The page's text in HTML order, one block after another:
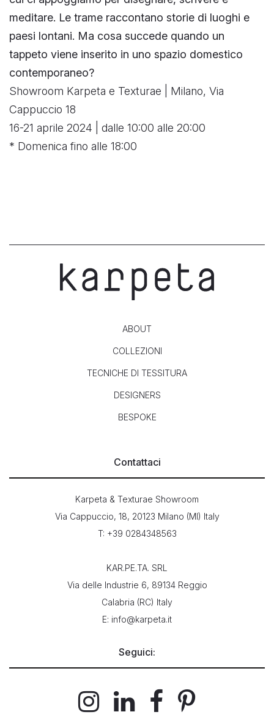
meditare. Le trame raccontano storie di luoghi e
paesi lontani. Ma cosa succede quando un
tappeto viene inserito in uno spazio domestico
contemporaneo?
Showroom Karpeta e Texturae | Milano, Via
Cappuccio 18
16-21 aprile 2024 | dalle 10:00 alle 20:00
* Domenica fino alle 18:00
ABOUT
COLLEZIONI
TECNICHE DI TESSITURA
DESIGNERS
BESPOKE
Contattaci
Karpeta & Texturae Showroom
Via Cappuccio, 18, 20123 Milano (MI) Italy
T: +39 0284348563
KAR.PE.TA. SRL
Via delle Industrie 6, 89134 Reggio
Calabria (RC) Italy
E: info@karpeta.it
Seguici: